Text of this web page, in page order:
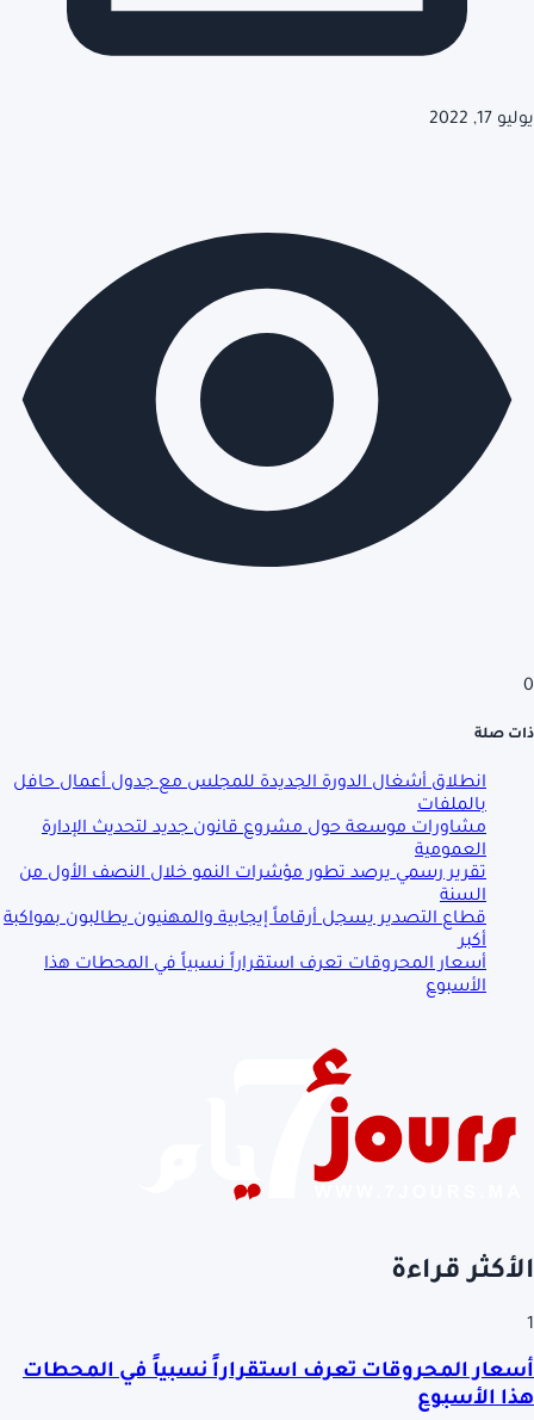
يوليو 17, 2022
0
ذات صلة
انطلاق أشغال الدورة الجديدة للمجلس مع جدول أعمال حافل
بالملفات
مشاورات موسعة حول مشروع قانون جديد لتحديث الإدارة
العمومية
تقرير رسمي يرصد تطور مؤشرات النمو خلال النصف الأول من
السنة
قطاع التصدير يسجل أرقاماً إيجابية والمهنيون يطالبون بمواكبة
أكبر
أسعار المحروقات تعرف استقراراً نسبياً في المحطات هذا
الأسبوع
الأكثر قراءة
1
أسعار المحروقات تعرف استقراراً نسبياً في المحطات
هذا الأسبوع